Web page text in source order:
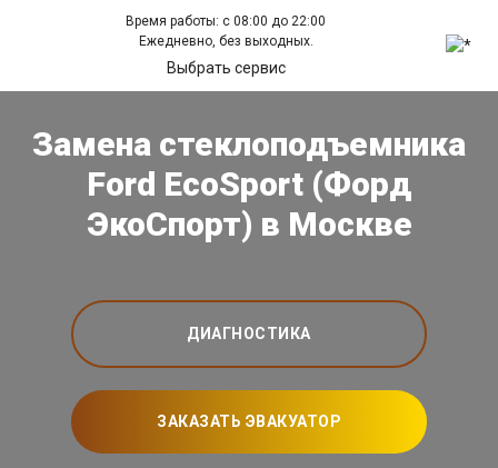
Время работы: с 08:00 до 22:00
Ежедневно, без выходных.
Выбрать сервис
Замена стеклоподъемника
Ford EcoSport (Форд
ЭкоСпорт) в Москве
ДИАГНОСТИКА
ЗАКАЗАТЬ ЭВАКУАТОР